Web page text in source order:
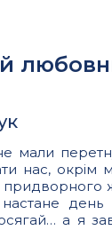
мали
нас, окрім
придворного
день
а я